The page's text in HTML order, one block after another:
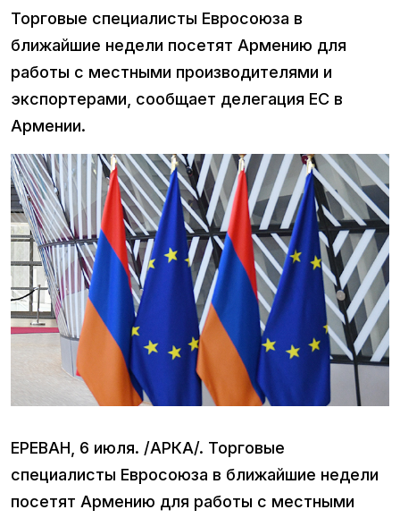
Торговые специалисты Евросоюза в
ближайшие недели посетят Армению для
работы с местными производителями и
экспортерами, сообщает делегация ЕС в
Армении.
ЕРЕВАН, 6 июля. /АРКА/. Торговые
специалисты Евросоюза в ближайшие недели
посетят Армению для работы с местными